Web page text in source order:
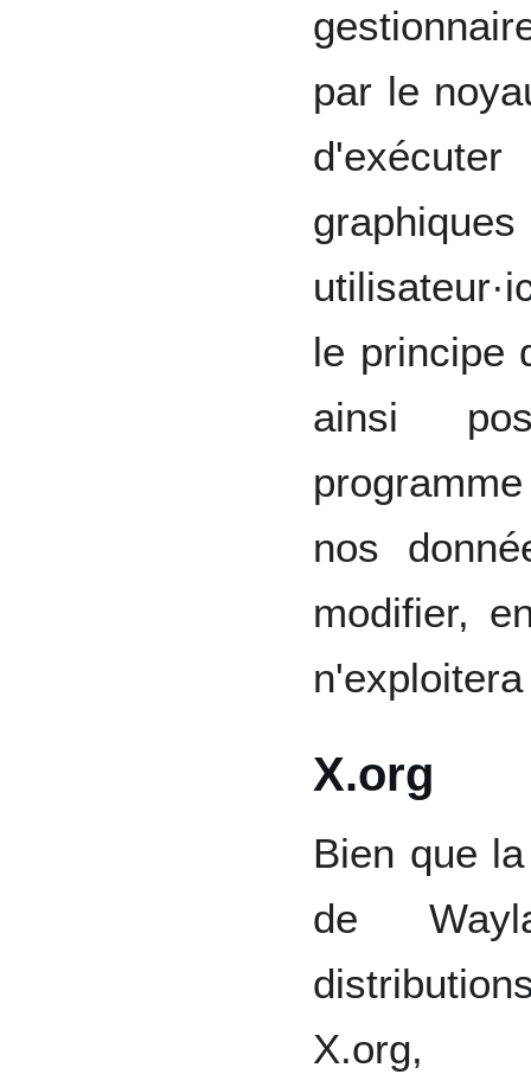
par le
le principe
ainsi
nos
modifier,
X.org
Bien que
de
X.org,